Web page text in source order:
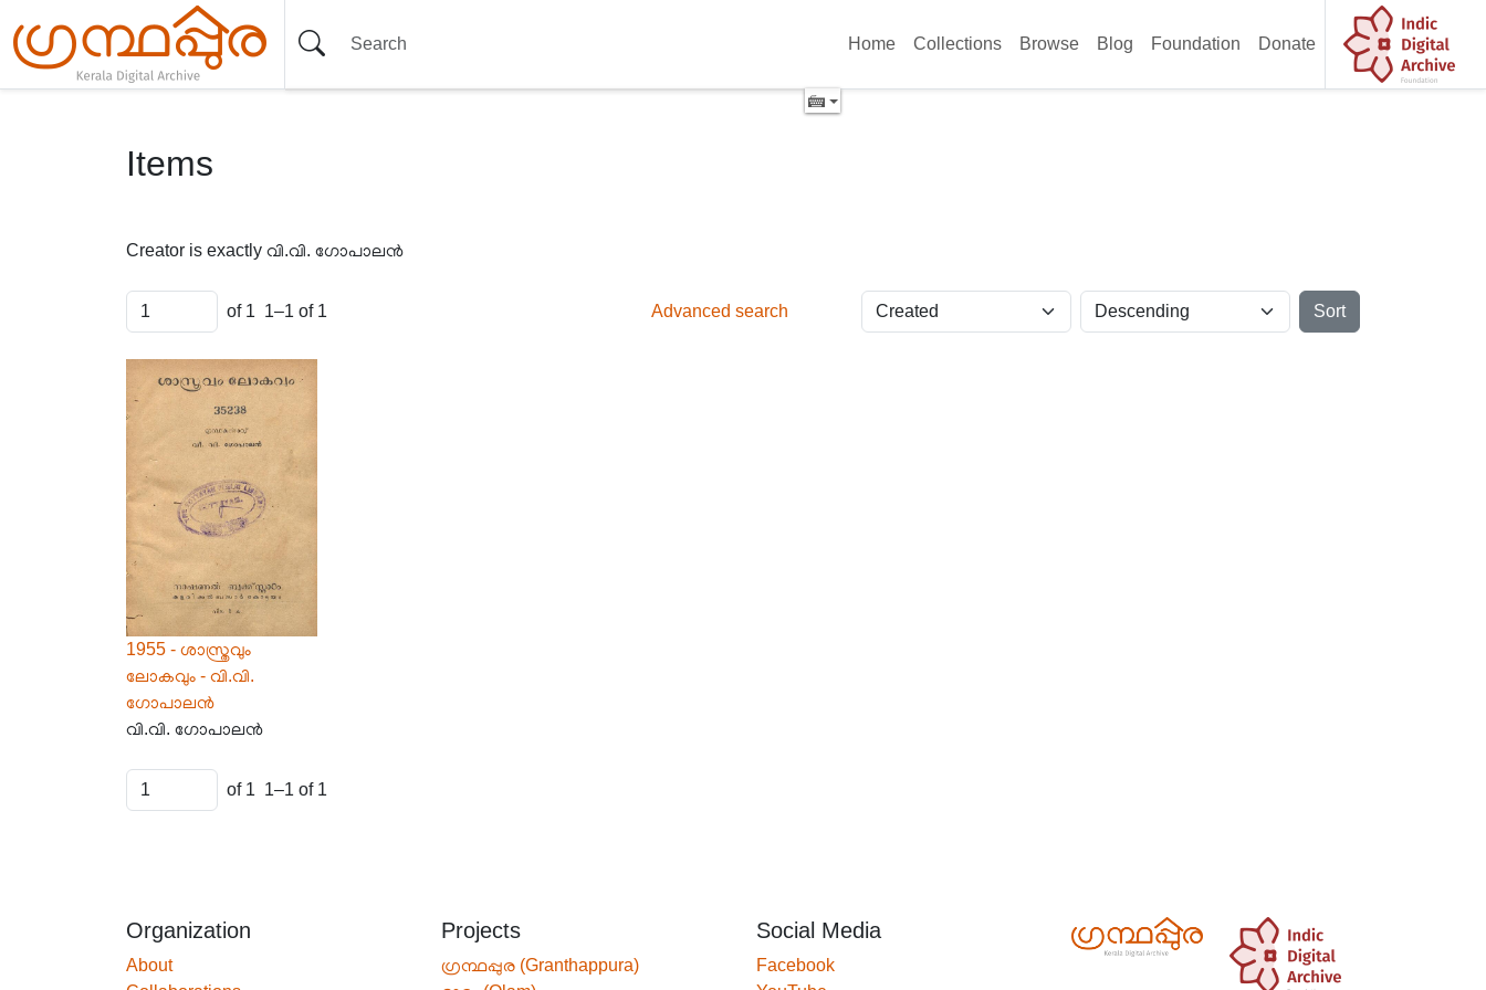
Home Collections Browse Blog Foundation Donate
Items
Creator is exactly വി.വി. ഗോപാലൻ
of 1 1–1 of 1 Advanced search Sort
1955 - ശാസ്ത്രവും
ലോകവും - വി.വി.
ഗോപാലൻ
വി.വി. ഗോപാലൻ
of 1 1–1 of 1
Organization
About
Projects
ഗ്രന്ഥപ്പുര (Granthappura)
Social Media
Facebook